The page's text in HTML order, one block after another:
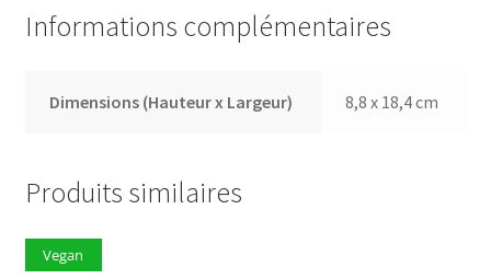
Informations complémentaires
Dimensions (Hauteur x Largeur) 8,8 x 18,4 cm
Produits similaires
Vegan